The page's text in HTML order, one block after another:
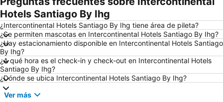
El Colorado
Barrio Bellavista
Plaza de Armas
Centro Comercial Mall del Centro
Metro de Santiago
Hotels Santiago By Ihg
¿Intercontinental Hotels Santiago By Ihg tiene área de pileta?
¿Se permiten mascotas en Intercontinental Hotels Santiago By Ihg?
¿Hay estacionamiento disponible en Intercontinental Hotels Santiago
By Ihg?
¿A qué hora es el check-in y check-out en Intercontinental Hotels
Santiago By Ihg?
¿Dónde se ubica Intercontinental Hotels Santiago By Ihg?
Ver más